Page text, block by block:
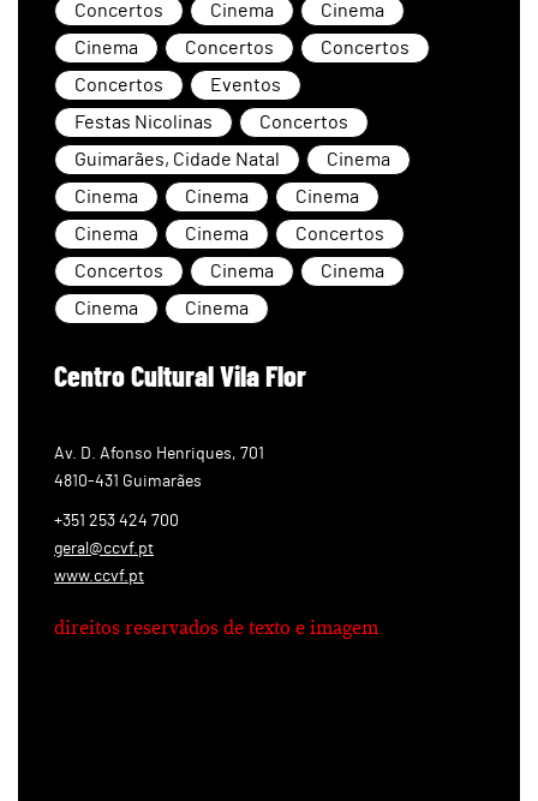
Concertos
Cinema
Cinema
Cinema
Concertos
Concertos
Concertos
Eventos
Festas Nicolinas
Concertos
Guimarães, Cidade Natal
Cinema
Cinema
Cinema
Cinema
Cinema
Cinema
Concertos
Concertos
Cinema
Cinema
Cinema
Cinema
Centro Cultural Vila Flor
Av. D. Afonso Henriques, 701
4810-431 Guimarães
+351 253 424 700
geral@ccvf.pt
www.ccvf.pt
direitos reservados de texto e imagem